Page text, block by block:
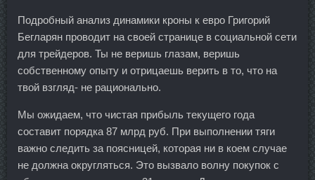
Подробный анализ динамики кроны к евро Григорий
Бегларян проводит на своей странице в социальной сети
для трейдеров. Ты не веришь глазам, веришь
собственному опыту и отрицаешь верить в то, что на
твой взгляд- не рационально.
Мы ожидаем, что чистая прибыль текущего года
составит порядка 87 млрд руб. При выполнении тяги
важно следить за поясницей, которая ни в коем случае
не должна округляться. Это вызвало волну покупок с